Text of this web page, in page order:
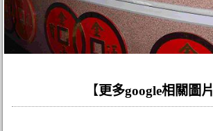
【更多google相關圖片